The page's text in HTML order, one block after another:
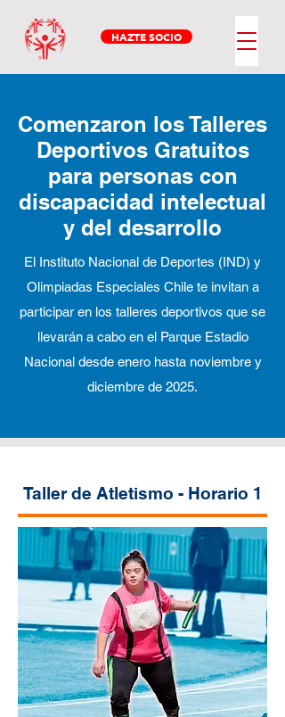
HAZTE SOCIO
Comenzaron los Talleres
Deportivos Gratuitos
para personas con
discapacidad intelectual
y del desarrollo
El Instituto Nacional de Deportes (IND) y
Olimpiadas Especiales Chile te invitan a
participar en los talleres deportivos que se
llevarán a cabo en el Parque Estadio
Nacional desde enero hasta noviembre y
diciembre de 2025.
Taller de Atletismo - Horario 1